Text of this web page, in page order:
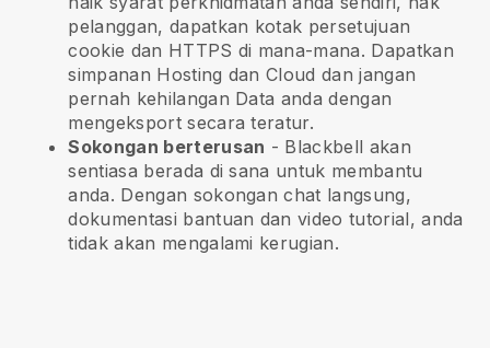
pelanggan, dapatkan kotak persetujuan
cookie dan HTTPS di mana-mana. Dapatkan
simpanan Hosting dan Cloud dan jangan
pernah kehilangan Data anda dengan
mengeksport secara teratur.
Sokongan berterusan - Blackbell akan
sentiasa berada di sana untuk membantu
anda. Dengan sokongan chat langsung,
dokumentasi bantuan dan video tutorial, anda
tidak akan mengalami kerugian.